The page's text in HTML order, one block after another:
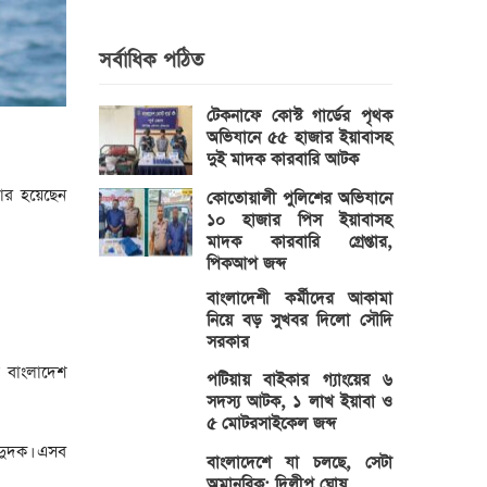
হয়েছেন
এসব
সর্বাধিক পঠিত
টেকনাফে কোস্ট গার্ডের পৃথক
অভিযানে ৫৫ হাজার ইয়াবাসহ
দুই মাদক কারবারি আটক
কোতোয়ালী পুলিশের অভিযানে
১০ হাজার পিস ইয়াবাসহ
মাদক কারবারি গ্রেপ্তার,
পিকআপ জব্দ
বাংলাদেশী কর্মীদের আকামা
নিয়ে বড় সুখবর দিলো সৌদি
সরকার
পটিয়ায় বাইকার গ্যাংয়ের ৬
সদস্য আটক, ১ লাখ ইয়াবা ও
৫ মোটরসাইকেল জব্দ
বাংলাদেশে যা চলছে, সেটা